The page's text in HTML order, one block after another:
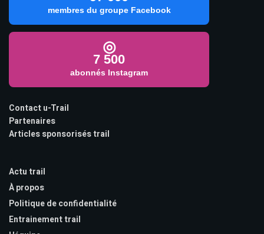
membres du groupe Facebook
◎
7 500
abonnés Instagram
Contact u-Trail
Partenaires
Articles sponsorisés trail
Actu trail
À propos
Politique de confidentialité
Entrainement trail